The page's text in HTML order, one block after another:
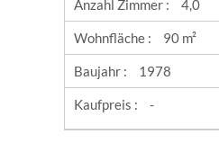
Anzahl Zimmer : 4,0
Wohnfläche : 90 m²
Baujahr : 1978
Kaufpreis : -